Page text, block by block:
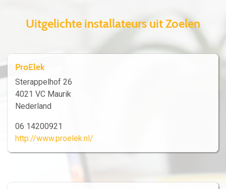
Uitgelichte installateurs uit Zoelen
ProElek
Sterappelhof 26
4021 VC Maurik
Nederland
06 14200921
http://www.proelek.nl/